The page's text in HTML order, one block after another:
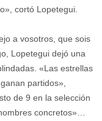
cortó Lopetegui.
a vosotros, que sois
Lopetegui dejó una
«Las estrellas
partidos»,
de 9 en la selección
concretos»…